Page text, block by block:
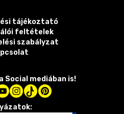
tájékoztató
feltételek
szabályzat
Social mediában is!